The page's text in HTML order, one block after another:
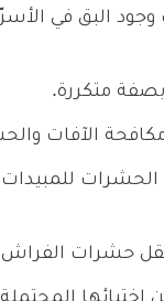
البق في
متكررة.
الآفات
الحشرات
حشرات الفراش